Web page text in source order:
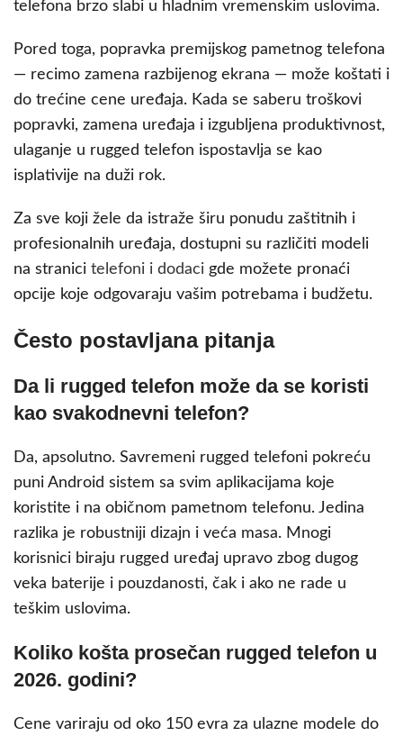
telefona brzo slabi u hladnim vremenskim uslovima.
Pored toga, popravka premijskog pametnog telefona
— recimo zamena razbijenog ekrana — može koštati i
do trećine cene uređaja. Kada se saberu troškovi
popravki, zamena uređaja i izgubljena produktivnost,
ulaganje u rugged telefon ispostavlja se kao
isplativije na duži rok.
Za sve koji žele da istraže širu ponudu zaštitnih i
profesionalnih uređaja, dostupni su različiti modeli
na stranici telefoni i dodaci gde možete pronaći
opcije koje odgovaraju vašim potrebama i budžetu.
Često postavljana pitanja
Da li rugged telefon može da se koristi
kao svakodnevni telefon?
Da, apsolutno. Savremeni rugged telefoni pokreću
puni Android sistem sa svim aplikacijama koje
koristite i na običnom pametnom telefonu. Jedina
razlika je robustniji dizajn i veća masa. Mnogi
korisnici biraju rugged uređaj upravo zbog dugog
veka baterije i pouzdanosti, čak i ako ne rade u
teškim uslovima.
Koliko košta prosečan rugged telefon u
2026. godini?
Cene variraju od oko 150 evra za ulazne modele do